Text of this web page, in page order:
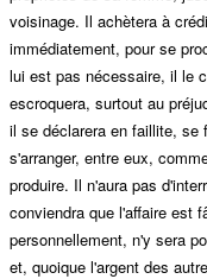
voisinage. Il achètera à
immédiatement, pour se
lui est pas nécessaire, il le
escroquera, surtout au
il se déclarera en faillite, se
s'arranger, entre eux,
produire. Il n'aura pas
conviendra que l'affaire est
personnellement, n'y sera
et, quoique l'argent des